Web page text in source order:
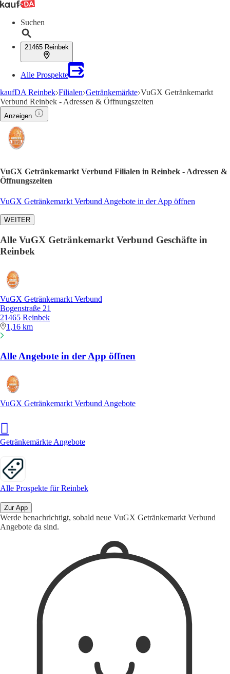
Suchen
21465 Reinbek
Alle Prospekte
kaufDA Reinbek Filialen Getränkemärkte VuGX Getränkemarkt
Verbund Reinbek - Adressen & Öffnungszeiten
Anzeigen
VuGX Getränkemarkt Verbund Filialen in Reinbek - Adressen &
Öffnungszeiten
VuGX Getränkemarkt Verbund Angebote in der App öffnen
WEITER
Alle VuGX Getränkemarkt Verbund Geschäfte in
Reinbek
VuGX Getränkemarkt Verbund
Bogenstraße 21
21465 Reinbek
1,16 km
Alle Angebote in der App öffnen
VuGX Getränkemarkt Verbund Angebote
Getränkemärkte Angebote
Alle Prospekte für Reinbek
Zur App
Werde benachrichtigt, sobald neue VuGX Getränkemarkt Verbund
Angebote da sind.